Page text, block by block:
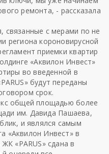
ремонта, - рассказала
связанные с мерами по не
региона короновирусной
приемки квартир
«Аквилон Инвест»
во введенной в
будут переданы
срок.
общей площадью более
им. Давида Пашаева,
и являлся самым
«Аквилон Инвест» в
«PARUS» сдана в